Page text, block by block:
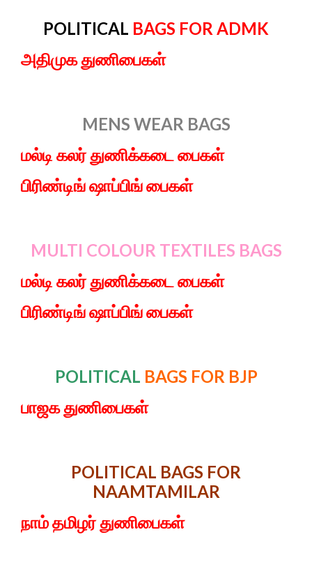
POLITICAL BAGS FOR ADMK
அதிமுக துணிபைகள்
MENS WEAR BAGS
மல்டி கலர் துணிக்கடை பைகள்
பிரிண்டிங் ஷாப்பிங் பைகள்
MULTI COLOUR TEXTILES BAGS
மல்டி கலர் துணிக்கடை பைகள்
பிரிண்டிங் ஷாப்பிங் பைகள்
POLITICAL BAGS FOR BJP
பாஜக துணிபைகள்
POLITICAL BAGS FOR
NAAMTAMILAR
நாம் தமிழர் துணிபைகள்